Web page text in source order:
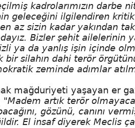
kadrolarımızın darbe
geleceğini ilgilendiren
az sizin kadar yakından
Bizler şehit ailelerinin
ya da yanlış işin içinde
bir silahın dahi terör
zeminde adımlar
mağduriyeti yaşayan er
"Madem artık terör
gözünü, canını
El insaf diyerek Meclis